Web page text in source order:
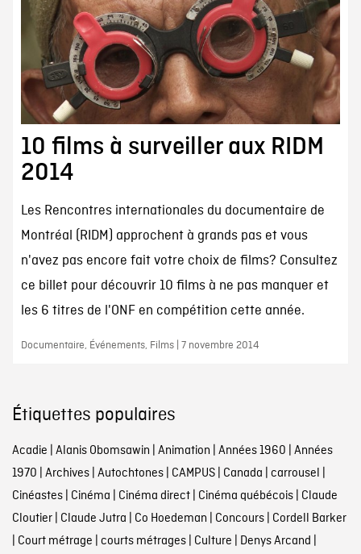
10 films à surveiller aux RIDM
2014
Les Rencontres internationales du documentaire de
Montréal (RIDM) approchent à grands pas et vous
n'avez pas encore fait votre choix de films? Consultez
ce billet pour découvrir 10 films à ne pas manquer et
les 6 titres de l'ONF en compétition cette année.
Documentaire, Événements, Films | 7 novembre 2014
Étiquettes populaires
Acadie Alanis Obomsawin Animation Années 1960 Années
1970 Archives| Autochtones| CAMPUS| Canada carrousel
Cinéastes| Cinéma Cinéma direct| Cinéma québécois| Claude
Cloutier| Claude Jutra Co Hoedeman Concours| Cordell Barker
Court métrage courts métrages| Culture Denys Arcand